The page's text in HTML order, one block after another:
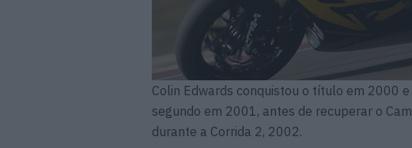
Colin Edwards conquistou o título em 2000
segundo em 2001, antes de recuperar o
durante a Corrida 2, 2002.